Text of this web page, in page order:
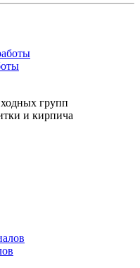
групп
и кирпича